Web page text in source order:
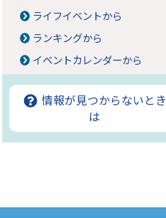
ライフイベントから
ランキングから
イベントカレンダーから
情報が見つからないとき
は